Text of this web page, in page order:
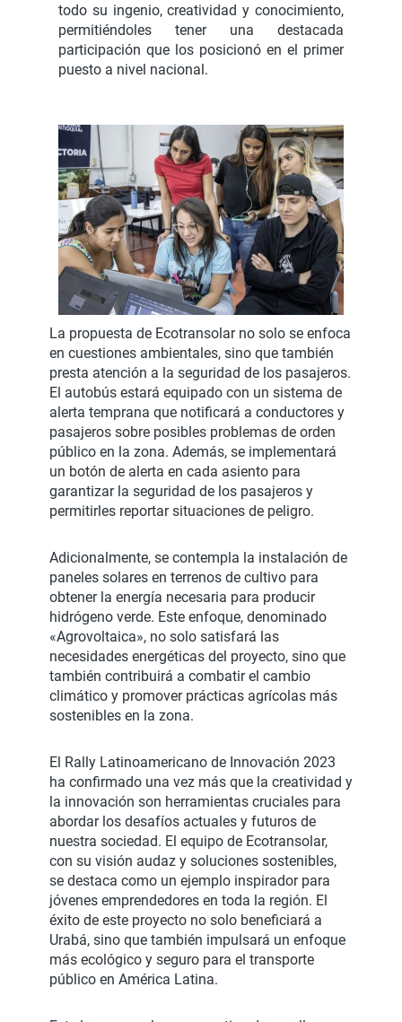
todo su ingenio, creatividad y conocimiento,
permitiéndoles tener una destacada
participación que los posicionó en el primer
puesto a nivel nacional.
La propuesta de Ecotransolar no solo se enfoca
en cuestiones ambientales, sino que también
presta atención a la seguridad de los pasajeros.
El autobús estará equipado con un sistema de
alerta temprana que notificará a conductores y
pasajeros sobre posibles problemas de orden
público en la zona. Además, se implementará
un botón de alerta en cada asiento para
garantizar la seguridad de los pasajeros y
permitirles reportar situaciones de peligro.
Adicionalmente, se contempla la instalación de
paneles solares en terrenos de cultivo para
obtener la energía necesaria para producir
hidrógeno verde. Este enfoque, denominado
«Agrovoltaica», no solo satisfará las
necesidades energéticas del proyecto, sino que
también contribuirá a combatir el cambio
climático y promover prácticas agrícolas más
sostenibles en la zona.
El Rally Latinoamericano de Innovación 2023
ha confirmado una vez más que la creatividad y
la innovación son herramientas cruciales para
abordar los desafíos actuales y futuros de
nuestra sociedad. El equipo de Ecotransolar,
con su visión audaz y soluciones sostenibles,
se destaca como un ejemplo inspirador para
jóvenes emprendedores en toda la región. El
éxito de este proyecto no solo beneficiará a
Urabá, sino que también impulsará un enfoque
más ecológico y seguro para el transporte
público en América Latina.